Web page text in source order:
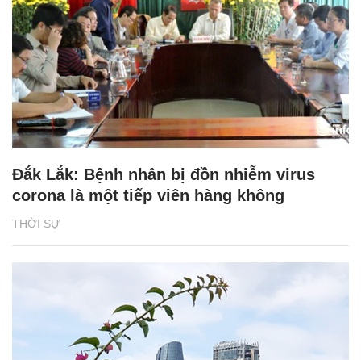
THỜI SỰ
Đắk Lắk: Bệnh nhân bị đồn nhiễm virus
corona là một tiếp viên hàng không